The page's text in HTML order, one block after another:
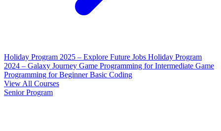
Holiday Program 2025 – Explore Future Jobs Holiday Program
2024 – Galaxy Journey Game Programming for Intermediate Game
Programming for Beginner Basic Coding
View All Courses
Senior Program